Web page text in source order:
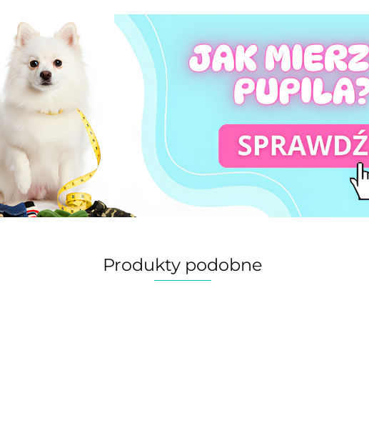
Produkty podobne